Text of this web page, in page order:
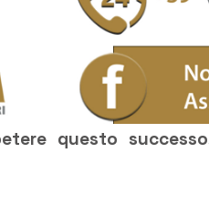
questo